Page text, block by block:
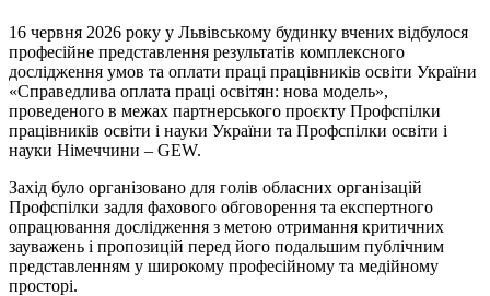
16 червня 2026 року у Львівському будинку вчених відбулося
професійне представлення результатів комплексного
дослідження умов та оплати праці працівників освіти України
«Справедлива оплата праці освітян: нова модель»,
проведеного в межах партнерського проєкту Профспілки
працівників освіти і науки України та Профспілки освіти і
науки Німеччини – GEW.
Захід було організовано для голів обласних організацій
Профспілки задля фахового обговорення та експертного
опрацювання дослідження з метою отримання критичних
зауважень і пропозицій перед його подальшим публічним
представленням у широкому професійному та медійному
просторі.